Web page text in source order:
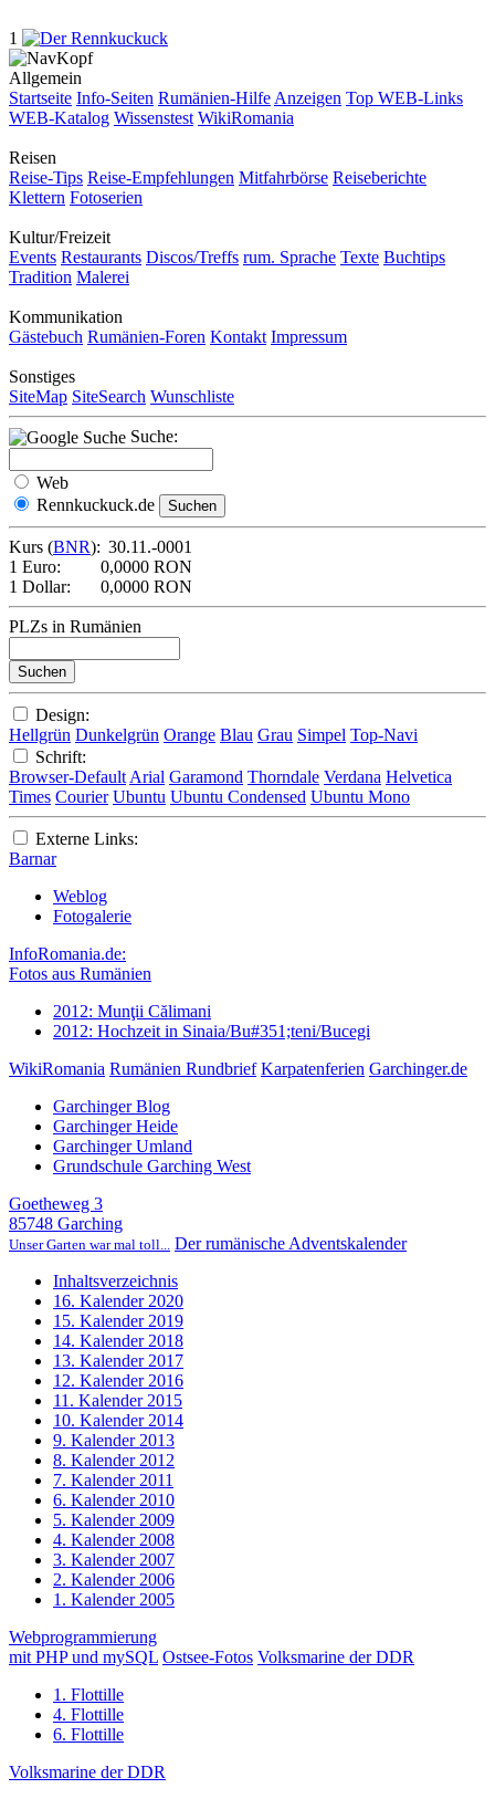
1
Allgemein
Startseite Info-Seiten Rumänien-Hilfe Anzeigen Top WEB-Links
WEB-Katalog Wissenstest WikiRomania
Reisen
Reise-Tips Reise-Empfehlungen Mitfahrbörse Reiseberichte
Klettern Fotoserien
Kultur/Freizeit
Events Restaurants Discos/Treffs rum. Sprache Texte Buchtips
Tradition Malerei
Kommunikation
Gästebuch Rumänien-Foren Kontakt Impressum
Sonstiges
SiteMap SiteSearch Wunschliste
Suche:
Web
Rennkuckuck.de
Kurs (BNR): 30.11.-0001
1 Euro:
0,0000 RON
1 Dollar:
0,0000 RON
PLZs in Rumänien
Design:
Hellgrün Dunkelgrün Orange Blau Grau Simpel Top-Navi
Schrift:
Browser-Default Arial Garamond Thorndale Verdana Helvetica
Times Courier Ubuntu Ubuntu Condensed Ubuntu Mono
Externe Links:
Barnar
Weblog
Fotogalerie
InfoRomania.de:
Fotos aus Rumänien
2012: Munţii Călimani
2012: Hochzeit in Sinaia/Bu#351;teni/Bucegi
WikiRomania Rumänien Rundbrief Karpatenferien Garchinger.de
Garchinger Blog
Garchinger Heide
Garchinger Umland
Grundschule Garching West
Goetheweg 3
85748 Garching
Unser Garten war mal toll... Der rumänische Adventskalender
Inhaltsverzeichnis
16. Kalender 2020
15. Kalender 2019
14. Kalender 2018
13. Kalender 2017
12. Kalender 2016
11. Kalender 2015
10. Kalender 2014
9. Kalender 2013
8. Kalender 2012
7. Kalender 2011
6. Kalender 2010
5. Kalender 2009
4. Kalender 2008
3. Kalender 2007
2. Kalender 2006
1. Kalender 2005
Webprogrammierung
mit PHP und mySQL Ostsee-Fotos Volksmarine der DDR
1. Flottille
4. Flottille
6. Flottille
Volksmarine der DDR